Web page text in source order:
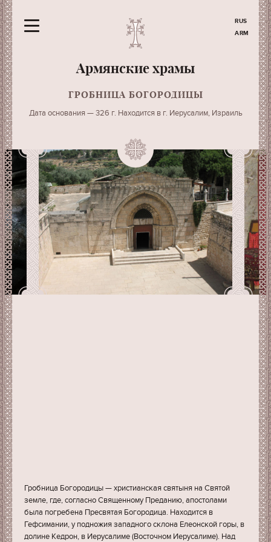
RUS
ARM
Армянские храмы
ГРОБНИЦА БОГОРОДИЦЫ
Дата основания — 326 г. Находится в г. Иерусалим, Израиль
Гробница Богородицы — христианская святыня на Святой
земле, где, согласно Священному Преданию, апостолами
была погребена Пресвятая Богородица. Находится в
Гефсимании, у подножия западного склона Елеонской горы, в
долине Кедрон, в Иерусалиме (Восточном Иерусалиме). Над